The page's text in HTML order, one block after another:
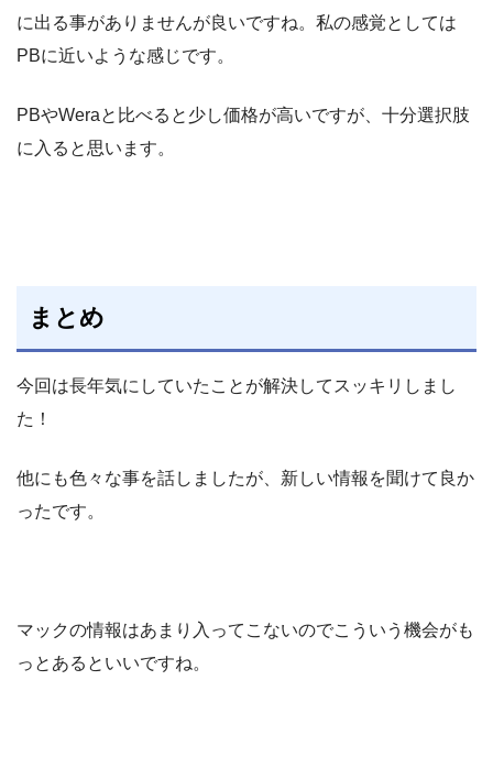
に出る事がありませんが良いですね。私の感覚としては
PBに近いような感じです。
PBやWeraと比べると少し価格が高いですが、十分選択肢
に入ると思います。
まとめ
今回は長年気にしていたことが解決してスッキリしまし
た！
他にも色々な事を話しましたが、新しい情報を聞けて良か
ったです。
マックの情報はあまり入ってこないのでこういう機会がも
っとあるといいですね。